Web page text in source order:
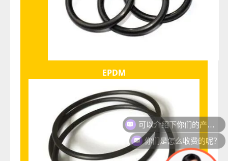
EPDM
你们是怎么收费的呢？